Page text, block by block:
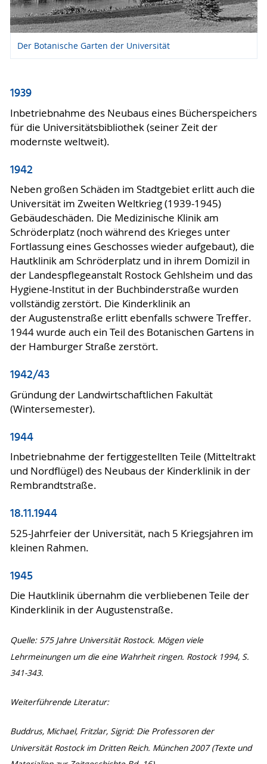
Der Botanische Garten der Universität
1939
Inbetriebnahme des Neubaus eines Bücherspeichers
für die Universitätsbibliothek (seiner Zeit der
modernste weltweit).
1942
Neben großen Schäden im Stadtgebiet erlitt auch die
Universität im Zweiten Weltkrieg (1939-1945)
Gebäudeschäden. Die Medizinische Klinik am
Schröderplatz (noch während des Krieges unter
Fortlassung eines Geschosses wieder aufgebaut), die
Hautklinik am Schröderplatz und in ihrem Domizil in
der Landespflegeanstalt Rostock Gehlsheim und das
Hygiene-Institut in der Buchbinderstraße wurden
vollständig zerstört. Die Kinderklinik an
der Augustenstraße erlitt ebenfalls schwere Treffer.
1944 wurde auch ein Teil des Botanischen Gartens in
der Hamburger Straße zerstört.
1942/43
Gründung der Landwirtschaftlichen Fakultät
(Wintersemester).
1944
Inbetriebnahme der fertiggestellten Teile (Mitteltrakt
und Nordflügel) des Neubaus der Kinderklinik in der
Rembrandtstraße.
18.11.1944
525-Jahrfeier der Universität, nach 5 Kriegsjahren im
kleinen Rahmen.
1945
Die Hautklinik übernahm die verbliebenen Teile der
Kinderklinik in der Augustenstraße.
Quelle: 575 Jahre Universität Rostock. Mögen viele
Lehrmeinungen um die eine Wahrheit ringen. Rostock 1994, S.
341-343.
Weiterführende Literatur:
Buddrus, Michael, Fritzlar, Sigrid: Die Professoren der
Universität Rostock im Dritten Reich. München 2007 (Texte und